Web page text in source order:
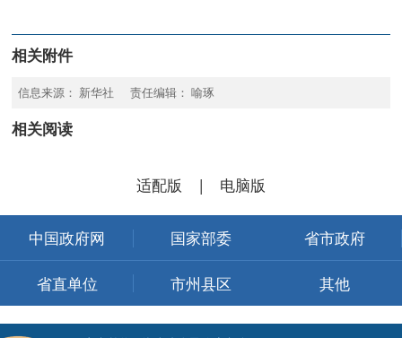
相关附件
信息来源： 新华社 责任编辑： 喻琢
相关阅读
适配版 | 电脑版
中国政府网 国家部委 省市政府
省直单位 市州县区 其他